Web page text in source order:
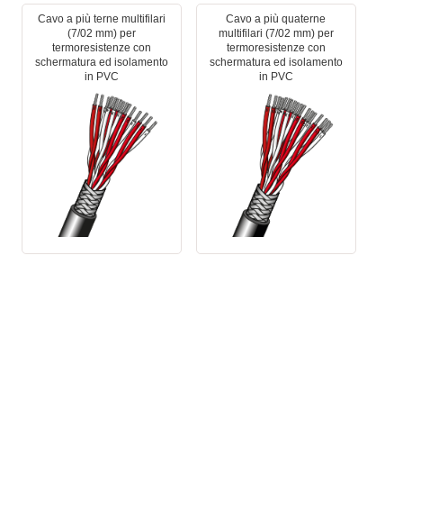
Cavo a più terne multifilari
(7/02 mm) per
termoresistenze con
schermatura ed isolamento
in PVC
Cavo a più quaterne
multifilari (7/02 mm) per
termoresistenze con
schermatura ed isolamento
in PVC